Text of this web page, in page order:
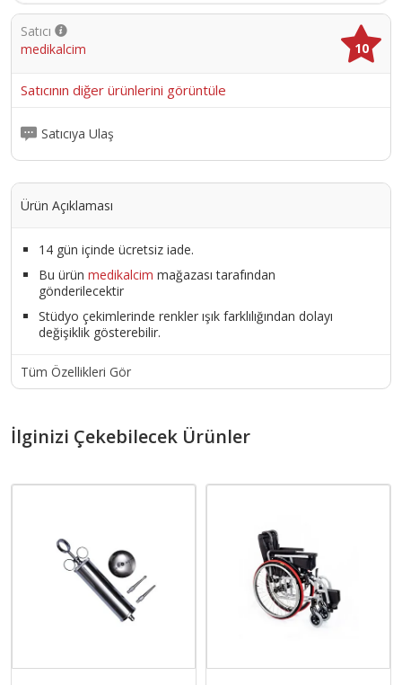
Satıcı
medikalcim
10
Satıcının diğer ürünlerini görüntüle
Satıcıya Ulaş
Ürün Açıklaması
14 gün içinde ücretsiz iade.
Bu ürün medikalcim mağazası tarafından
gönderilecektir
Stüdyo çekimlerinde renkler ışık farklılığından dolayı
değişiklik gösterebilir.
Tüm Özellikleri Gör
İlginizi Çekebilecek Ürünler